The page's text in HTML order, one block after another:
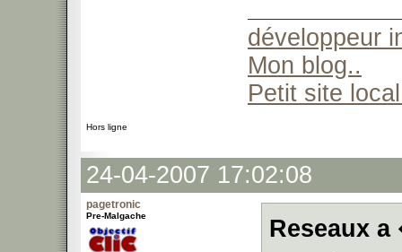
développeur
Mon blog..
Petit site
Hors ligne
24-04-2007 17:02:08
pagetronic
Pre-Malgache
Reseaux